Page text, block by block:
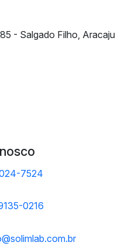
- Salgado Filho, Aracaju
7524
0216